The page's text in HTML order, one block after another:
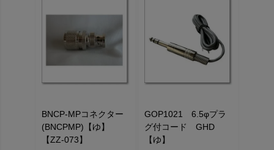
BNCP-MPコネクター
(BNCPMP)【ゆ】
【ZZ-073】
GOP1021 6.5φプラ
グ付コード GHD
【ゆ】